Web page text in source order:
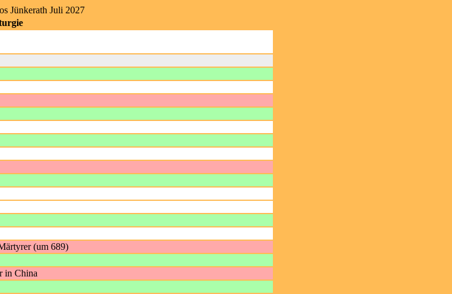
Jünkerath Juli 2027
(um 689)
in China